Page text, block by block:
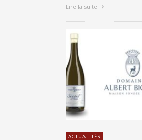
Lire la suite
ACTUALITÉS